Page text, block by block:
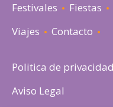
Festivales
Fiestas
Viajes
Contacto
Politica de privacidad
Aviso Legal